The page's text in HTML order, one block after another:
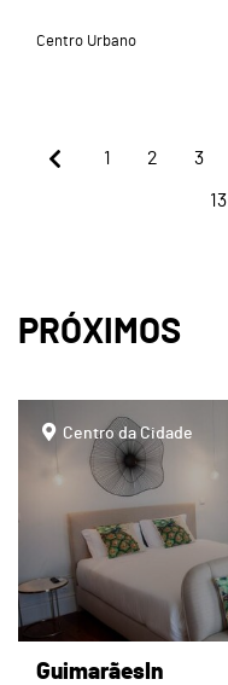
Centro Urbano
1 2 3
13
PRÓXIMOS
Centro da Cidade
GuimarãesIn